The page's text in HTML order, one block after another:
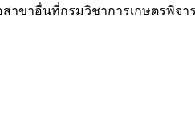
าขาอื่นที่กรมวิชาการเกษตรพิจ